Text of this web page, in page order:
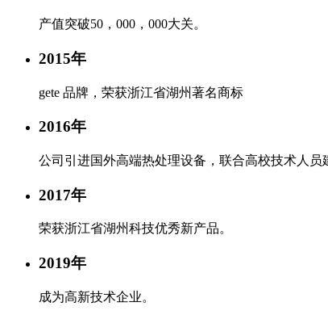
产值突破50，000，000大关。
2015年
gete 品牌，荣获浙江省湖州著名商标
2016年
公司引进国外高端热处理设备，联合高校技术人员
2017年
荣获浙江省湖州科技优秀新产品。
2019年
成为高新技术企业。